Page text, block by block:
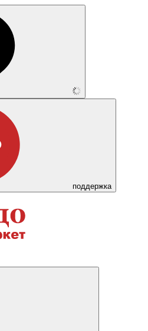
поддержка